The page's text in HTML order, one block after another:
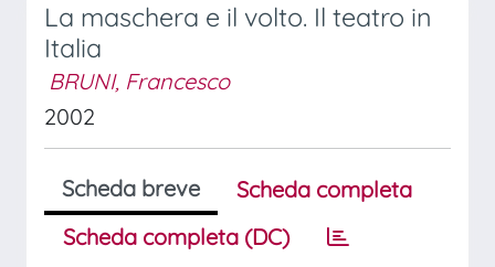
La maschera e il volto. Il teatro in
Italia
BRUNI, Francesco
2002
Scheda breve
Scheda completa
Scheda completa (DC)